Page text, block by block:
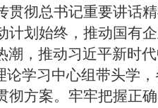
彻总书记重要讲话
划始终，推动国有企
，推动习近平新时
学习中心组带头学
方案。牢牢把握正